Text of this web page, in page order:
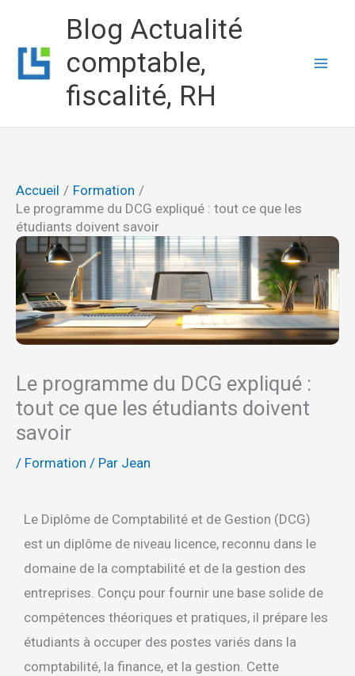
contenu
Blog Actualité
comptable,
fiscalité, RH
Accueil
Formation
Le programme du DCG expliqué : tout ce que les
étudiants doivent savoir
Le programme du DCG expliqué :
tout ce que les étudiants doivent
savoir
/ Formation / Par Jean
Le Diplôme de Comptabilité et de Gestion (DCG)
est un diplôme de niveau licence, reconnu dans le
domaine de la comptabilité et de la gestion des
entreprises. Conçu pour fournir une base solide de
compétences théoriques et pratiques, il prépare les
étudiants à occuper des postes variés dans la
comptabilité, la finance, et la gestion. Cette